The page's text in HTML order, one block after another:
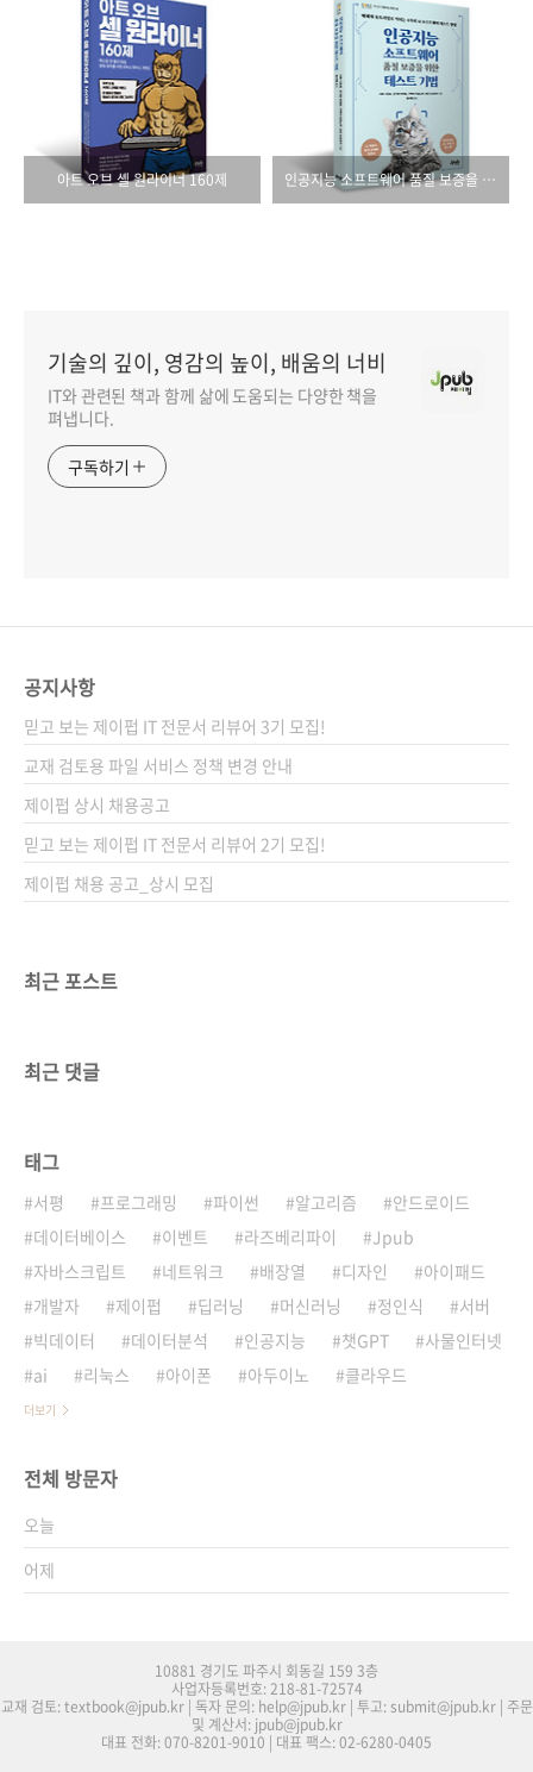
아트 오브 셸 원라이너 160제 인공지능 소프트웨어 품질 보증을 위한 테스트 기법
기술의 깊이, 영감의 높이, 배움의 너비
IT와 관련된 책과 함께 삶에 도움되는 다양한 책을
펴냅니다.
구독하기
공지사항
믿고 보는 제이펍 IT 전문서 리뷰어 3기 모집!
교재 검토용 파일 서비스 정책 변경 안내
제이펍 상시 채용공고
믿고 보는 제이펍 IT 전문서 리뷰어 2기 모집!
제이펍 채용 공고_상시 모집
최근 포스트
최근 댓글
태그
서평 프로그래밍 파이썬 알고리즘
안드로이드
데이터베이스
이벤트 라즈베리파이
Jpub
자바스크립트
네트워크 배장열 디자인
아이패드
개발자
제이펍 딥러닝 머신러닝 정인식
서버
빅데이터
데이터분석 인공지능 챗GPT
사물인터넷
ai
리눅스 아이폰 아두이노 클라우드
더보기
전체 방문자
오늘
어제
10881 경기도 파주시 회동길 159 3층
사업자등록번호: 218-81-72574
교재 검토: textbook@jpub.kr | 독자 문의: help@jpub.kr | 투고: submit@jpub.kr | 주문
및 계산서: jpub@jpub.kr
대표 전화: 070-8201-9010 | 대표 팩스: 02-6280-0405